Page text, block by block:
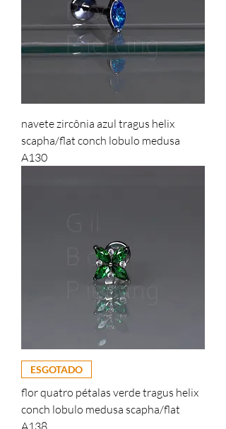
navete zircônia azul tragus helix
scapha/flat conch lobulo medusa
A130
ESGOTADO
flor quatro pétalas verde tragus helix
conch lobulo medusa scapha/flat
A138